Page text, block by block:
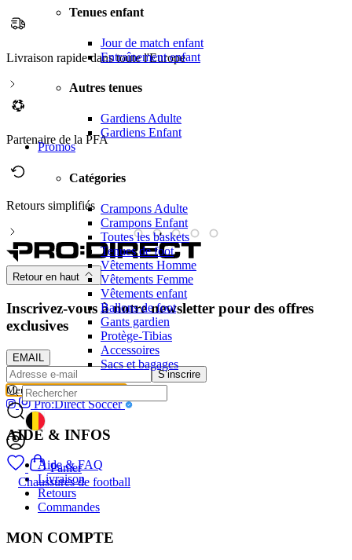
Tenues enfant
Jour de match enfant
Entraînement enfant
Autres tenues
Gardiens Adulte
Gardiens Enfant
Promos
Catégories
Crampons Adulte
Crampons Enfant
Toutes les baskets
Tenues de foot
Vêtements Homme
Vêtements Femme
Vêtements enfant
Ballons de foot
Gants gardien
Protège-Tibias
Accessoires
Sacs et bagages
GEOLOCATION BUTTON: BELGIQUE
Panier
Chaussures de football
Livraison rapide dans toute l'Europe
Partenaire de la PFA
Retours simplifiés
Retour en haut
Inscrivez-vous à notre newsletter pour des offres
exclusives
EMAIL
S’inscrire
Merci pour votre inscription
Pro:Direct Soccer
AIDE & INFOS
Aide & FAQ
Livraison
Retours
Commandes
MON COMPTE